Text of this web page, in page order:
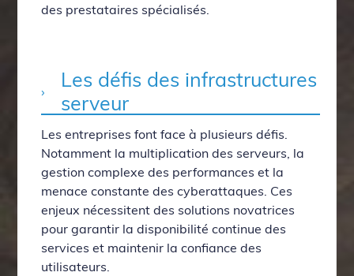
des prestataires spécialisés.
Les défis des infrastructures
serveur
Les entreprises font face à plusieurs défis.
Notamment la multiplication des serveurs, la
gestion complexe des performances et la
menace constante des cyberattaques. Ces
enjeux nécessitent des solutions novatrices
pour garantir la disponibilité continue des
services et maintenir la confiance des
utilisateurs.